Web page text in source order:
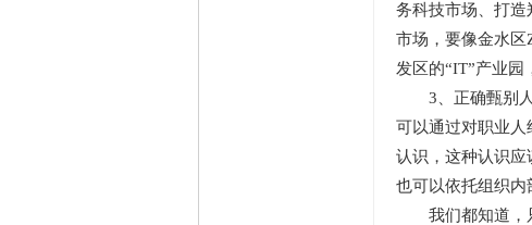
务科技市场、打
市场，要像金水区
发区的“IT”产业园
3、正确甄别人
可以通过对职业
认识，这种认识
也可以依托组织内
我们都知道，只